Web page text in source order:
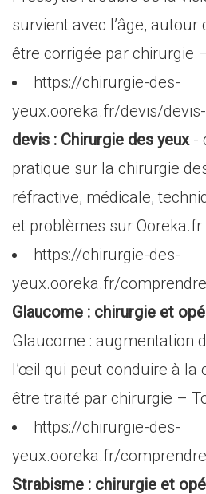
survient avec l’âge, autour
être corrigée par chirurgie
https://chirurgie-des-
yeux.ooreka.fr/devis/
devis : Chirurgie des yeux-
pratique sur la chirurgie
réfractive, médicale,
et problèmes sur Ooreka.fr
https://chirurgie-des-
yeux.ooreka.fr/
Glaucome : chirurgie et
Glaucome : augmentation
l’œil qui peut conduire à la
être traité par chirurgie –
https://chirurgie-des-
yeux.ooreka.fr/
Strabisme : chirurgie et